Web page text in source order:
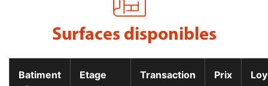
Surfaces disponibles​
Batiment
Etage Transaction Prix